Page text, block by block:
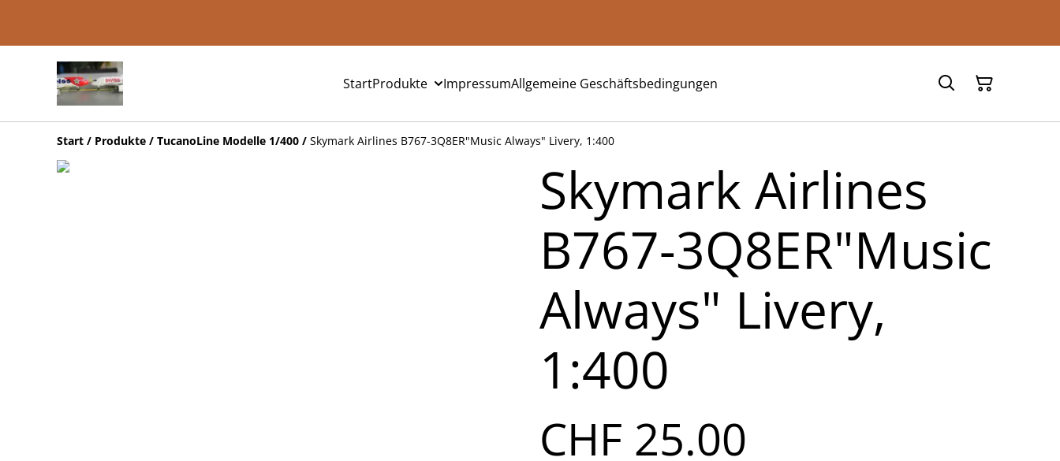
StartProdukte ImpressumAllgemeine Geschäftsbedingungen
Start / Produkte / TucanoLine Modelle 1/400 / Skymark Airlines B767-3Q8ER"Music Always" Livery, 1:400
Skymark Airlines
B767-3Q8ER"Music
Always" Livery,
1:400
CHF 25.00